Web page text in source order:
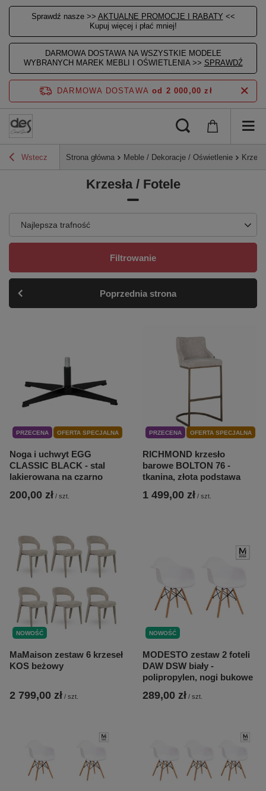
Sprawdź nasze >> AKTUALNE PROMOCJE I RABATY <<
Kupuj więcej i płać mniej!
DARMOWA DOSTAWA NA WSZYSTKIE MODELE
WYBRANYCH MAREK MEBLI I OŚWIETLENIA >> SPRAWDŹ
DARMOWA DOSTAWA od 2 000,00 zł
Wstecz Strona główna Meble / Dekoracje / Oświetlenie
Krzesła / Fotele
Najlepsza trafność
Filtrowanie
Poprzednia strona
PRZECENA OFERTA SPECJALNA
Noga i uchwyt EGG
CLASSIC BLACK - stal
lakierowana na czarno
200,00 zł / szt.
PRZECENA OFERTA SPECJALNA
RICHMOND krzesło
barowe BOLTON 76 -
tkanina, złota podstawa
1 499,00 zł / szt.
NOWOŚĆ
MaMaison zestaw 6 krzeseł
KOS beżowy
2 799,00 zł / szt.
NOWOŚĆ
MODESTO zestaw 2 foteli
DAW DSW biały -
polipropylen, nogi bukowe
289,00 zł / szt.